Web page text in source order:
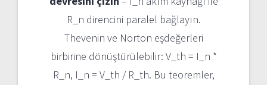
R_n direncini paralel bağlayın.
Thevenin ve Norton eşdeğerleri
birbirine dönüştürülebilir: V_th = I_n *
R_n, I_n = V_th / R_th. Bu teoremler,